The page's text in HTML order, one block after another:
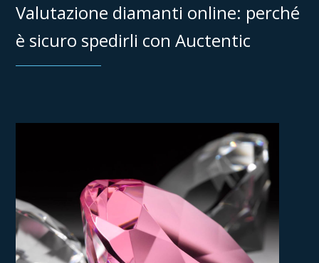
Valutazione diamanti online: perché
è sicuro spedirli con Auctentic